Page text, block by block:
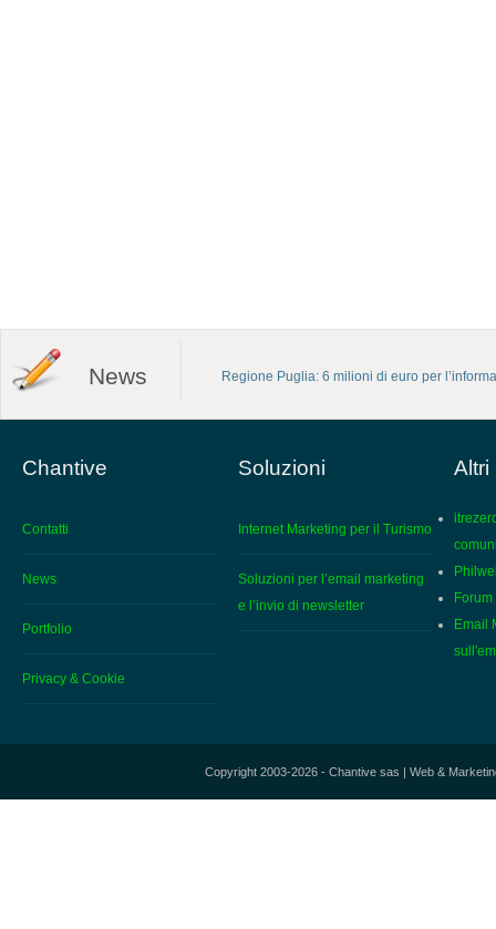
News Regione Puglia: 6 milioni di euro per
Chantive
Contatti
News
Portfolio
Privacy & Cookie
Soluzioni
Internet Marketing per il Turismo
Soluzioni per l’email marketing
e l’invio di newsletter
Altri
Email
Copyright 2003-2026 - Chantive sas | Web &